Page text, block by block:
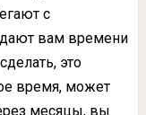
с
вам времени
это
время, может
месяцы, вы